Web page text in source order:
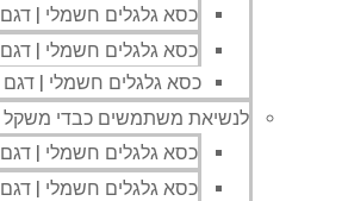
כסא גלגלים חשמלי | דגם DC08 | חברת JBH
כסא גלגלים חשמלי | דגם DC09 | חברת JBH
כסא גלגלים חשמלי | דגם DC10 | חברת JBH
לנשיאת משתמשים כבדי משקל
כסא גלגלים חשמלי | דגם D17 | חברת JBH
כסא גלגלים חשמלי | דגם D36 | חברת JBH